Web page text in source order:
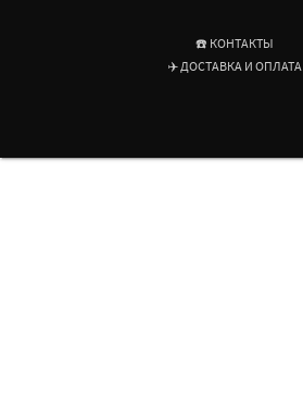
☎️ КОНТАКТЫ
✈️ ДОСТАВКА И ОПЛАТА